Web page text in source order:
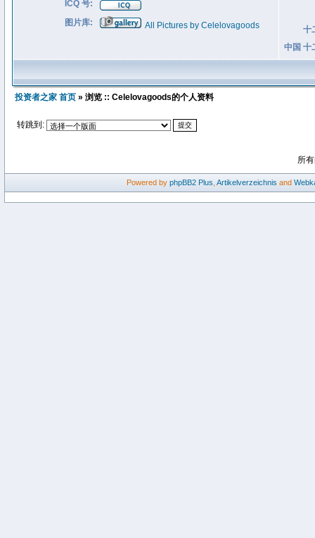
十
中国 十
ICQ 号:
图片库:
All Pictures by Celelovagoods
投资者之家 首页 » 浏览 :: Celelovagoods的个人资料
转跳到:
所
Powered by phpBB2 Plus Artikelverzeichnis and